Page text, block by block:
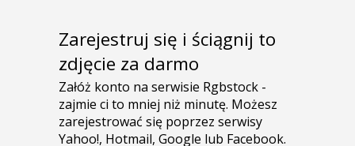
Zarejestruj się i ściągnij to
zdjęcie za darmo